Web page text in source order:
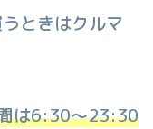
ときはクルマ
は6:30〜23:30